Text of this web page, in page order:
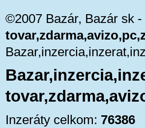
©2007 Bazár, Bazár sk -
Inzeráty celkom: 76386